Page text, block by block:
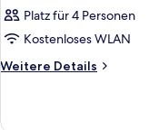
Platz für 4 Personen
Kostenloses WLAN
Weitere Details
Weitere